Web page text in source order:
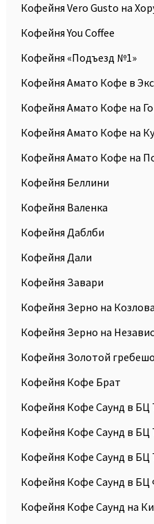
Кофейня Vero Gusto на
Кофейня You Coffee
Кофейня «Подъезд №1»
Кофейня Амато Кофе в
Кофейня Амато Кофе на
Кофейня Амато Кофе на
Кофейня Амато Кофе на
Кофейня Беллини
Кофейня Валенка
Кофейня Даблби
Кофейня Дали
Кофейня Завари
Кофейня Зерно на Козлова
Кофейня Зерно на
Кофейня Золотой
Кофейня Кофе Брат
Кофейня Кофе Саунд в БЦ
Кофейня Кофе Саунд в БЦ
Кофейня Кофе Саунд в БЦ
Кофейня Кофе Саунд в БЦ
Кофейня Кофе Саунд на